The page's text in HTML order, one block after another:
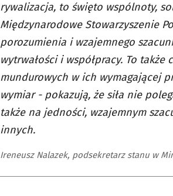
rywalizacja, to święto wspólnoty,
Międzynarodowe Stowarzyszenie
porozumienia i wzajemnego
wytrwałości i współpracy. To
mundurowych w ich wymagającej
wymiar - pokazują, że siła nie
także na jedności, wzajemnym
innych.
Ireneusz Nalazek, podsekretarz stanu w